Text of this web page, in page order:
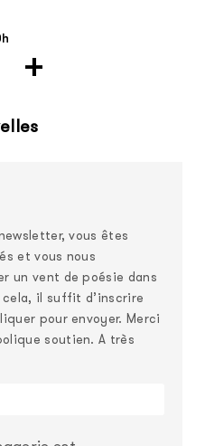
vous êtes
et vous nous
un vent de poésie dans
cela, il suffit d’inscrire
pour envoyer. Merci
soutien. A très